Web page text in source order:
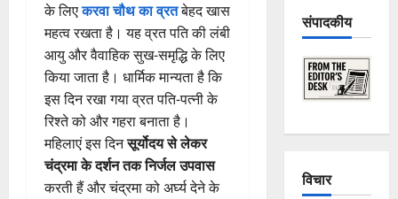
के लिएकरवा चौथ का व्रतबेहद खास
महत्व रखता है। यह व्रत पति की लंबी
आयु और वैवाहिक सुख-समृद्धि के लिए
किया जाता है। धार्मिक मान्यता है कि
इस दिन रखा गया व्रत पति-पत्नी के
रिश्ते को और गहरा बनाता है।
महिलाएं इस दिनसूर्योदय से लेकर
चंद्रमा के दर्शन तक निर्जल उपवास
करती हैं और चंद्रमा को अर्घ्य देने के
संपादकीय
विचार